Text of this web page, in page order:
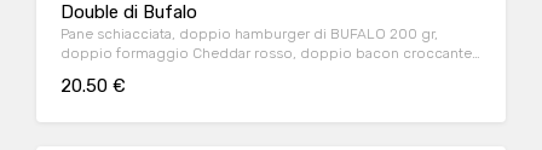
Double di Bufalo
Pane schiacciata, doppio hamburger di BUFALO 200 gr,
doppio formaggio Cheddar rosso, doppio bacon croccante,
20.50 €